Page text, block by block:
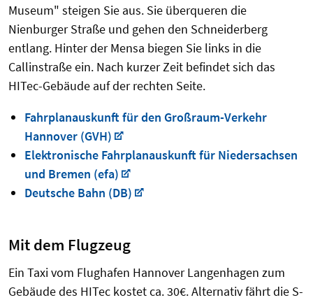
Museum" steigen Sie aus. Sie überqueren die
Nienburger Straße und gehen den Schneiderberg
entlang. Hinter der Mensa biegen Sie links in die
Callinstraße ein. Nach kurzer Zeit befindet sich das
HITec-Gebäude auf der rechten Seite.
Fahrplanauskunft für den Großraum-Verkehr
Hannover (GVH)
Elektronische Fahrplanauskunft für Niedersachsen
und Bremen (efa)
Deutsche Bahn (DB)
Mit dem Flugzeug
Ein Taxi vom Flughafen Hannover Langenhagen zum
Gebäude des HITec kostet ca. 30€. Alternativ fährt die S-